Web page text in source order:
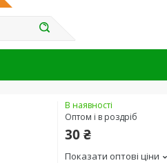
В наявності
Оптом і в роздріб
30 ₴
Показати оптові ціни